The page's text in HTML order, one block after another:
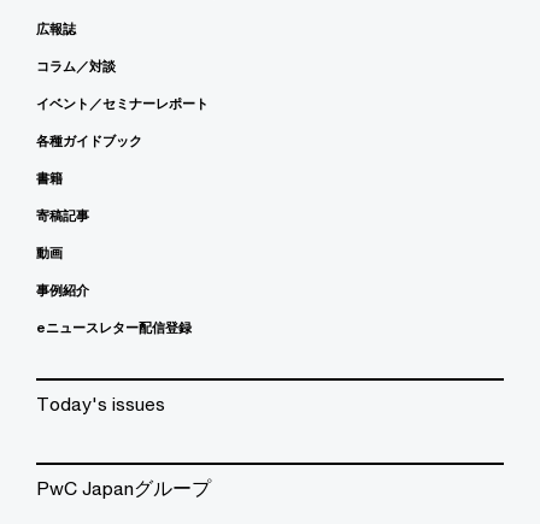
広報誌
コラム／対談
イベント／セミナーレポート
各種ガイドブック
書籍
寄稿記事
動画
事例紹介
eニュースレター配信登録
Today's issues
PwC Japanグループ